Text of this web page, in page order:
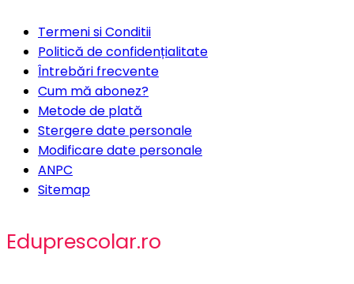
Termeni si Conditii
Politică de confidențialitate
Întrebări frecvente
Cum mă abonez?
Metode de plată
Stergere date personale
Modificare date personale
ANPC
Sitemap
Eduprescolar.ro